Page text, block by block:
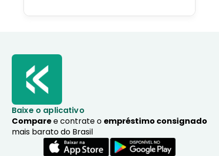
Baixe o aplicativo
Comparee contrate o empréstimo consignado
mais barato do Brasil